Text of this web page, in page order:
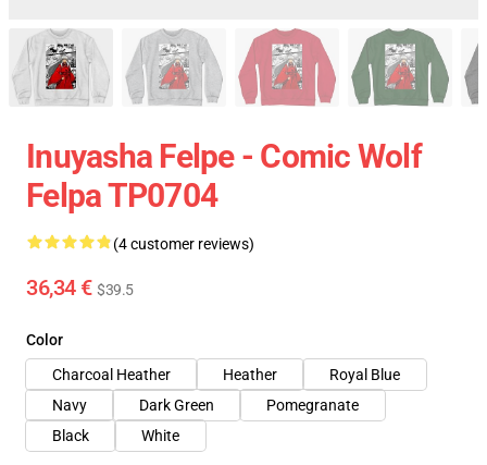
Inuyasha Felpe - Comic Wolf
Felpa TP0704
(4 customer reviews)
36,34 € $39.5
Color
Charcoal Heather
Heather
Royal Blue
Navy
Dark Green
Pomegranate
Black
White